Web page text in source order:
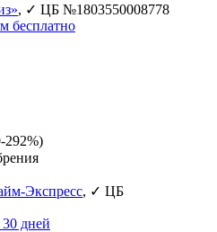
, ✓ ЦБ №1803550008778
бесплатно
292%)
Экспресс, ✓ ЦБ
дней